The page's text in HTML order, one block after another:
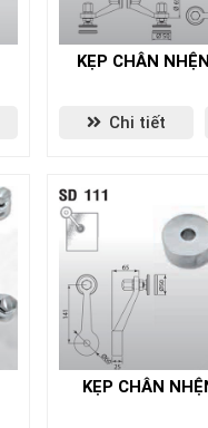
KẸP CHÂN
Chi tiết
KẸP CHÂN